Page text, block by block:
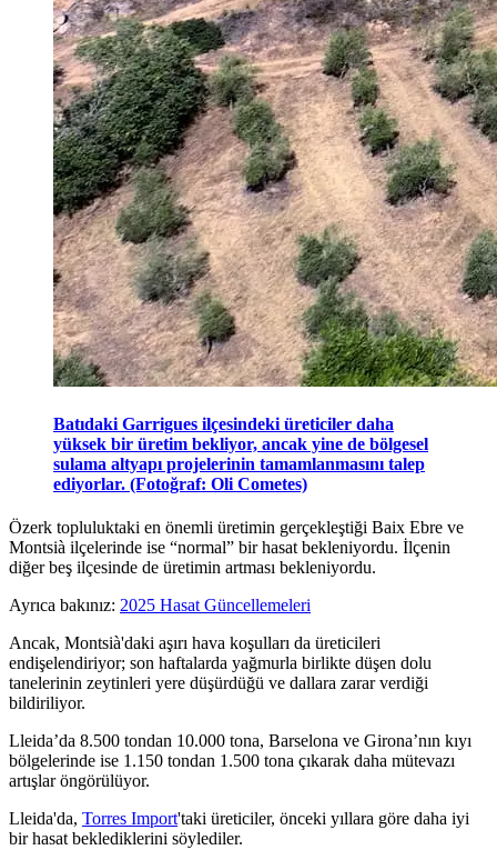
Batıdaki Garrigues ilçesindeki üreticiler daha
yüksek bir üretim bekliyor, ancak yine de bölgesel
sulama altyapı projelerinin tamamlanmasını talep
ediyorlar. (Fotoğraf: Oli Cometes)
Özerk topluluktaki en önemli üretimin gerçekleştiği Baix Ebre ve
Montsià ilçelerinde ise “normal” bir hasat bekleniyordu. İlçenin
diğer beş ilçesinde de üretimin artması bekleniyordu.
Ayrıca bakınız: 2025 Hasat Güncellemeleri
Ancak, Montsià'daki aşırı hava koşulları da üreticileri
endişelendiriyor; son haftalarda yağmurla birlikte düşen dolu
tanelerinin zeytinleri yere düşürdüğü ve dallara zarar verdiği
bildiriliyor.
Lleida’da 8.500 tondan 10.000 tona, Barselona ve Girona’nın kıyı
bölgelerinde ise 1.150 tondan 1.500 tona çıkarak daha mütevazı
artışlar öngörülüyor.
Lleida'da, Torres Import'taki üreticiler, önceki yıllara göre daha iyi
bir hasat beklediklerini söylediler.